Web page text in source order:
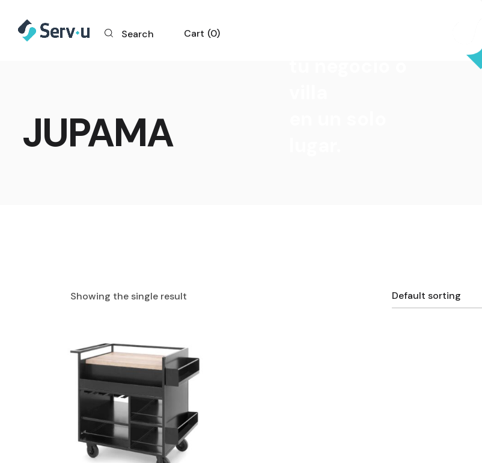
Search Cart 0
JUPAMA
Showing the single result Default sorting